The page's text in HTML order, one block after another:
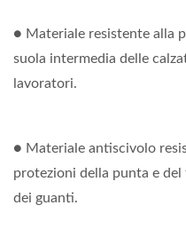
● Materiale resistente alla
suola intermedia delle
lavoratori.
● Materiale antiscivolo
protezioni della punta e del
dei guanti.